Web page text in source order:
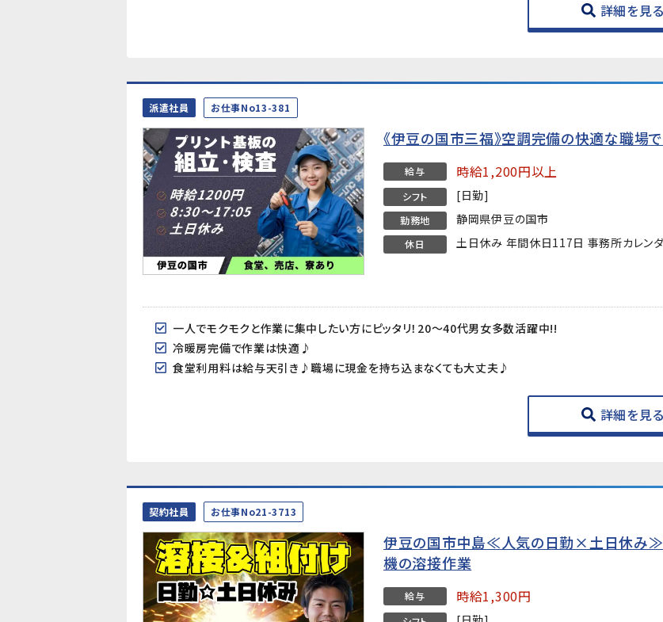
詳細を見る
派遣社員 お仕事No13-381
《伊豆の国市三福》空調完備の快適な職場
給与 時給1,200円以上
シフト [日勤]
勤務地 静岡県伊豆の国市
休日 土日休み 年間休日117日 事務所カレン
一人でモクモクと作業に集中したい方にピッタリ！20～40代男女多数活躍中!!
冷暖房完備で作業は快適♪
食堂利用料は給与天引き♪職場に現金を持ち込まなくても大丈夫♪
詳細を見る
契約社員 お仕事No21-3713
伊豆の国市中島≪人気の日勤×土日休み≫
機の溶接作業
給与 時給1,300円